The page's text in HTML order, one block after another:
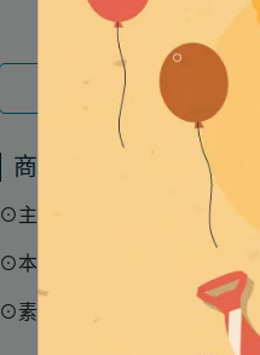
商品介紹
商品介紹
⊙主要成分為肌醇及葉酸
⊙本產品成分純淨簡單，口味
⊙素食可食